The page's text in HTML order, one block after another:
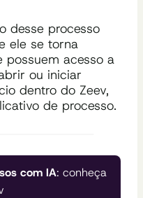
desse processo
ele se torna
possuem acesso a
ou iniciar
dentro do Zeev,
de processo.
com IA: conheça